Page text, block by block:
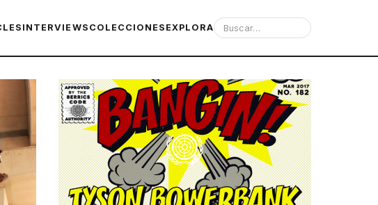
INTERVIEWS COLECCIONES EXPLORA